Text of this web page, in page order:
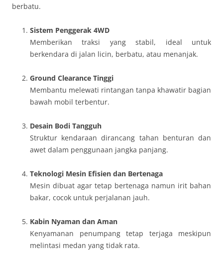
berbatu.
Sistem Penggerak 4WD
Memberikan traksi yang stabil, ideal untuk
berkendara di jalan licin, berbatu, atau menanjak.
Ground Clearance Tinggi
Membantu melewati rintangan tanpa khawatir bagian
bawah mobil terbentur.
Desain Bodi Tangguh
Struktur kendaraan dirancang tahan benturan dan
awet dalam penggunaan jangka panjang.
Teknologi Mesin Efisien dan Bertenaga
Mesin dibuat agar tetap bertenaga namun irit bahan
bakar, cocok untuk perjalanan jauh.
Kabin Nyaman dan Aman
Kenyamanan penumpang tetap terjaga meskipun
melintasi medan yang tidak rata.